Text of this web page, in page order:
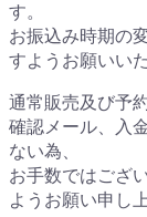
す。
お振込み時期の
すようお願いい
通常販売及び予
確認メール、入
ない為、
お手数ではござ
ようお願い申し